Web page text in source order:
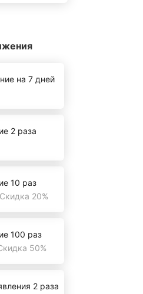
на 7 дней
2 раза
10 раз
20%
100 раз
50%
2 раза